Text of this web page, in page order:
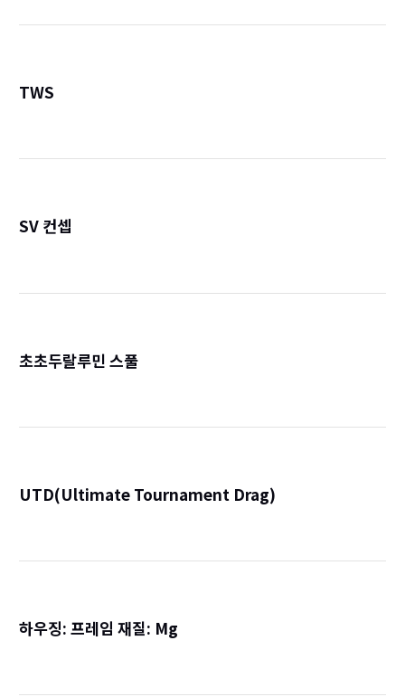
TWS
SV 컨셉
초초두랄루민 스풀
UTD(Ultimate Tournament Drag)
하우징: 프레임 재질: Mg